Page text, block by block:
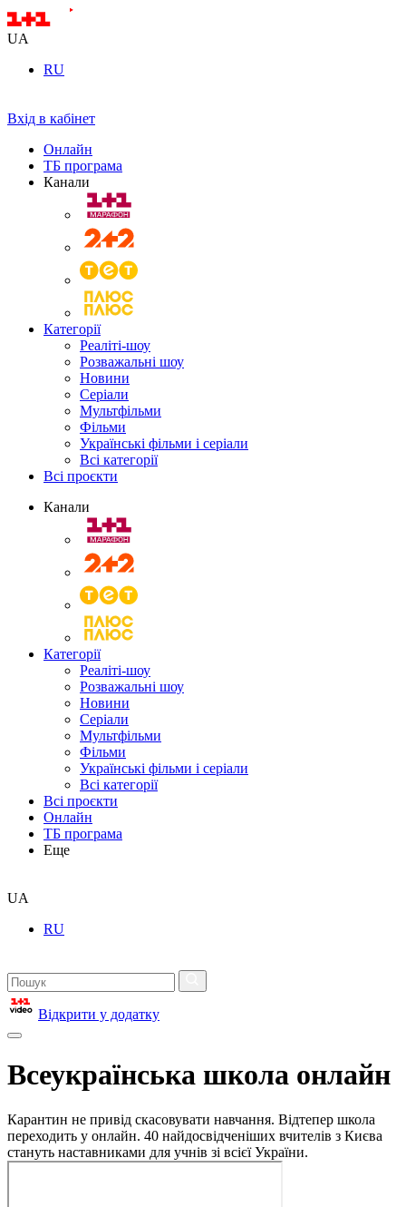
UA
RU
Вхід в кабінет
Онлайн
ТБ програма
Канали
Категорії
Реаліті-шоу
Розважальні шоу
Новини
Серіали
Мультфільми
Фільми
Українські фільми і серіали
Всі категорії
Всі проєкти
Канали
Категорії
Реаліті-шоу
Розважальні шоу
Новини
Серіали
Мультфільми
Фільми
Українські фільми і серіали
Всі категорії
Всі проєкти
Онлайн
ТБ програма
Еще
UA
RU
Відкрити у додатку
Всеукраїнська школа онлайн
Карантин не привід скасовувати навчання. Відтепер школа
переходить у онлайн. 40 найдосвідченіших вчителів з Києва
стануть наставниками для учнів зі всієї України.